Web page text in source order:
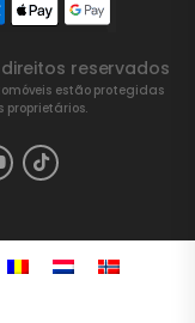
reservados
estão protegidas
proprietários.